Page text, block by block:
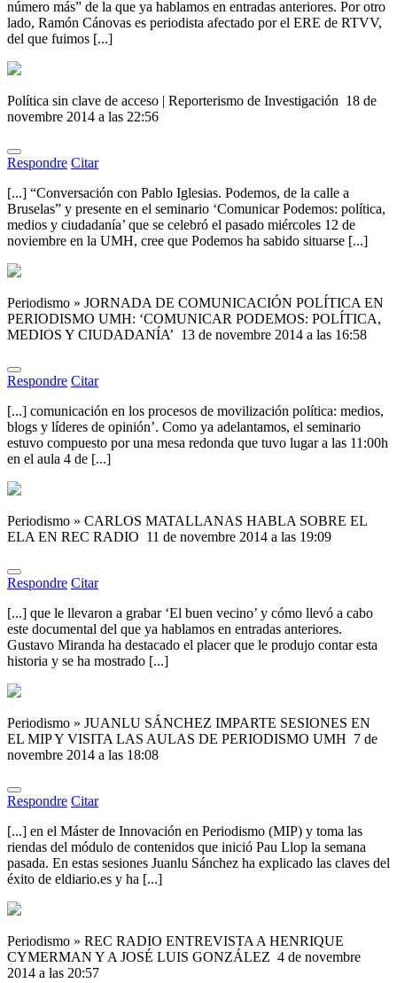
número más” de la que ya hablamos en entradas anteriores. Por otro
lado, Ramón Cánovas es periodista afectado por el ERE de RTVV,
del que fuimos [...]
Política sin clave de acceso | Reporterismo de Investigación 18 de
novembre 2014 a las 22:56
Respondre Citar
[...] “Conversación con Pablo Iglesias. Podemos, de la calle a
Bruselas” y presente en el seminario ‘Comunicar Podemos: política,
medios y ciudadanía’ que se celebró el pasado miércoles 12 de
noviembre en la UMH, cree que Podemos ha sabido situarse [...]
Periodismo » JORNADA DE COMUNICACIÓN POLÍTICA EN
PERIODISMO UMH: ‘COMUNICAR PODEMOS: POLÍTICA,
MEDIOS Y CIUDADANÍA’ 13 de novembre 2014 a las 16:58
Respondre Citar
[...] comunicación en los procesos de movilización política: medios,
blogs y líderes de opinión’. Como ya adelantamos, el seminario
estuvo compuesto por una mesa redonda que tuvo lugar a las 11:00h
en el aula 4 de [...]
Periodismo » CARLOS MATALLANAS HABLA SOBRE EL
ELA EN REC RADIO 11 de novembre 2014 a las 19:09
Respondre Citar
[...] que le llevaron a grabar ‘El buen vecino’ y cómo llevó a cabo
este documental del que ya hablamos en entradas anteriores.
Gustavo Miranda ha destacado el placer que le produjo contar esta
historia y se ha mostrado [...]
Periodismo » JUANLU SÁNCHEZ IMPARTE SESIONES EN
EL MIP Y VISITA LAS AULAS DE PERIODISMO UMH 7 de
novembre 2014 a las 18:08
Respondre Citar
[...] en el Máster de Innovación en Periodismo (MIP) y toma las
riendas del módulo de contenidos que inició Pau Llop la semana
pasada. En estas sesiones Juanlu Sánchez ha explicado las claves del
éxito de eldiario.es y ha [...]
Periodismo » REC RADIO ENTREVISTA A HENRIQUE
CYMERMAN Y A JOSÉ LUIS GONZÁLEZ 4 de novembre
2014 a las 20:57